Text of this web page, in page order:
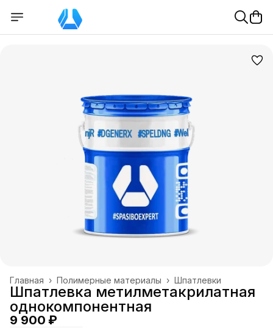
Шпатлевки
Полимерные материалы ›
Главная ›
Шпатлевка метилметакрилатная
однокомпонентная
9 900 ₽